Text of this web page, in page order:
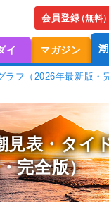
会員登録（無料）
イ マガジン
フ（2026年最新版・
見表・タイ
完全版）